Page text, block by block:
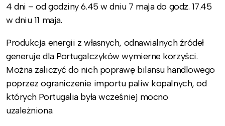
4 dni – od godziny 6.45 w dniu 7 maja do godz. 17.45
w dniu 11 maja.
Produkcja energii z własnych, odnawialnych źródeł
generuje dla Portugalczyków wymierne korzyści.
Można zaliczyć do nich poprawę bilansu handlowego
poprzez ograniczenie importu paliw kopalnych, od
których Portugalia była wcześniej mocno
uzależniona.